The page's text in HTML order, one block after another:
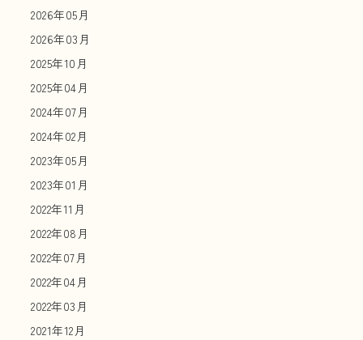
2026年05月
2026年03月
2025年10月
2025年04月
2024年07月
2024年02月
2023年05月
2023年01月
2022年11月
2022年08月
2022年07月
2022年04月
2022年03月
2021年12月